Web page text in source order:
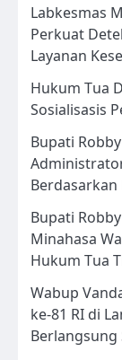
Labkesmas
Perkuat
Layanan
Hukum Tua
Sosialisasis
Bupati
Bupati
Minahasa
Hukum Tua
Wabup
ke-81 RI di
Berlangsung